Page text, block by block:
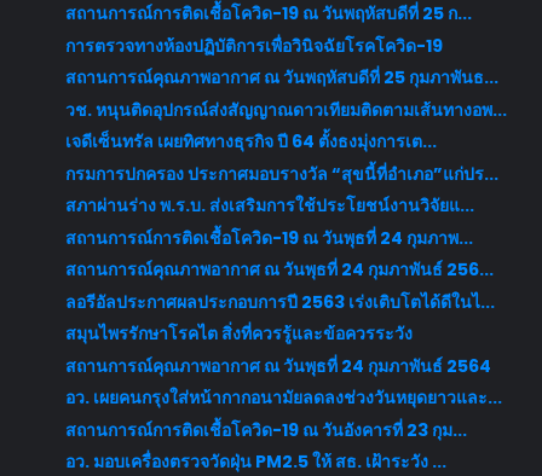
สถานการณ์การติดเชื้อโควิด-19 ณ วันพฤหัสบดีที่ 25 ก...
การตรวจทางห้องปฏิบัติการเพื่อวินิจฉัยโรคโควิด-19
สถานการณ์คุณภาพอากาศ ณ วันพฤหัสบดีที่ 25 กุมภาพันธ...
วช. หนุนติดอุปกรณ์ส่งสัญญาณดาวเทียมติดตามเส้นทางอพ...
เจดีเซ็นทรัล เผยทิศทางธุรกิจ ปี 64 ตั้งธงมุ่งการเต...
กรมการปกครอง ประกาศมอบรางวัล “สุขนี้ที่อำเภอ”แก่ปร...
สภาผ่านร่าง พ.ร.บ. ส่งเสริมการใช้ประโยชน์งานวิจัยแ...
สถานการณ์การติดเชื้อโควิด-19 ณ วันพุธที่ 24 กุมภาพ...
สถานการณ์คุณภาพอากาศ ณ วันพุธที่ 24 กุมภาพันธ์ 256...
ลอรีอัลประกาศผลประกอบการปี 2563 เร่งเติบโตได้ดีในไ...
สมุนไพรรักษาโรคไต สิ่งที่ควรรู้และข้อควรระวัง
สถานการณ์คุณภาพอากาศ ณ วันพุธที่ 24 กุมภาพันธ์ 2564
อว. เผยคนกรุงใส่หน้ากากอนามัยลดลงช่วงวันหยุดยาวและ...
สถานการณ์การติดเชื้อโควิด-19 ณ วันอังคารที่ 23 กุม...
อว. มอบเครื่องตรวจวัดฝุ่น PM2.5 ให้ สธ. เฝ้าระวัง ...